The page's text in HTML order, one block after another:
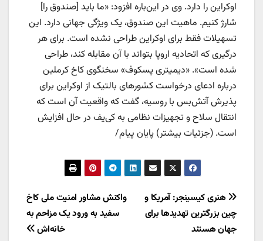
اوکراین را دارد. وی در این‌باره افزود: «ما باید [صندوق را]
شارژ کنیم. ماهیت این صندوق، یک ویژگی جهانی دارد. این
تسهیلات فقط برای اوکراین طراحی نشده است. برای هر
درگیری که اتحادیه اروپا بتواند با آن مقابله کند، طراحی
شده است». «دیمیتری پسکوف» سخنگوی کاخ کرملین
درباره ادعای درخواست کشورهای بالتیک از اوکراین برای
پذیرش آتش‌بس با روسیه، گفت که واقعیت آن است که
انتقال سلاح و تجهیزات نظامی به کی‌یف در حال افزایش
است. (جزئیات بیشتر) پایان پیام/
راهبری
نوشته
واکنش مشاور امنیت ملی کاخ
سفید به ورود یک مزاحم به
خانه‌اش
هنری کیسینجر: آمریکا و
چین بزرگترین تهدیدها برای
جهان هستند